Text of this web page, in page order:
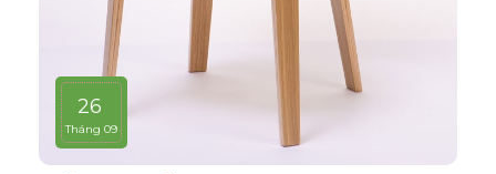
26
Tháng 09